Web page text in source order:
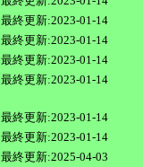
最終更新:2023-01-14
最終更新:2023-01-14
最終更新:2023-01-14
最終更新:2023-01-14
最終更新:2023-01-14
最終更新:2023-01-14
最終更新:2025-04-03